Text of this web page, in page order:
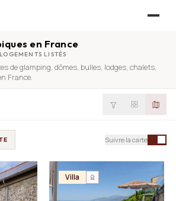
— l’annuaire
vidéo, 0 % commission
?Espace pro
en France
LISTÉS
de glamping, dômes, bulles, lodges, chalets,
France.
Suivre la carte
Villa